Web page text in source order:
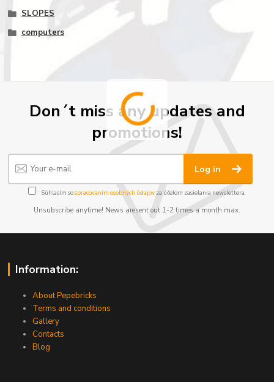
SLOPES
computers
Don´t miss any updates and
promotions!
Log in
Súhlasím sospracovaním osobných údajov za účelom zasielania newslettera.
Unsubscribe anytime! News aresent out 1-2 times a month max.
Information:
About Pepebricks
Terms and conditions
Gallery
Contacts
Blog